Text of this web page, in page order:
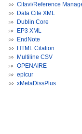
Citavi/Reference
Data Cite XML
Dublin Core
EP3 XML
EndNote
HTML Citation
Multiline CSV
OPENAIRE
epicur
xMetaDissPlus